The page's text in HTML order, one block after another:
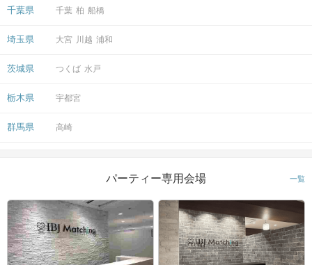
千葉県 千葉 柏 船橋
埼玉県 大宮 川越 浦和
茨城県 つくば 水戸
栃木県 宇都宮
群馬県 高崎
パーティー専用会場 一覧